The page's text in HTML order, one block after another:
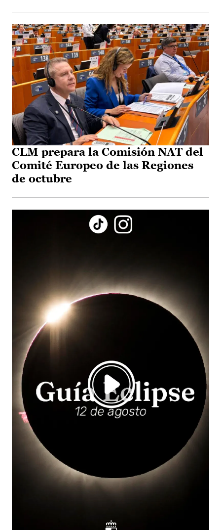
CLM prepara la Comisión NAT del
Comité Europeo de las Regiones
de octubre